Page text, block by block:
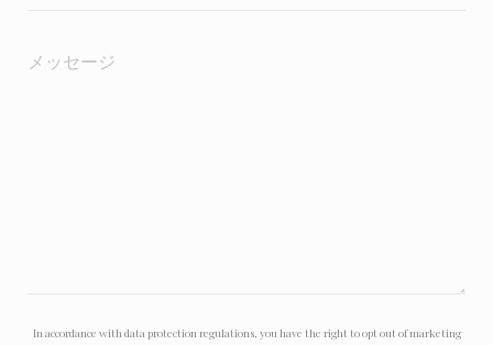
In accordance with data protection regulations, you have the right to opt out of marketing